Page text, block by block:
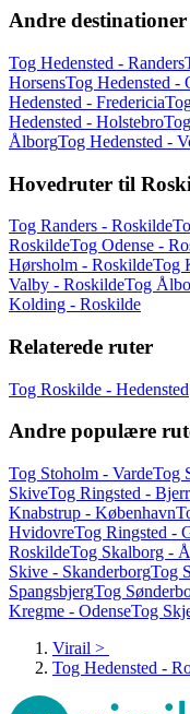
Andre
Tog Hedensted - Randers
HorsensTog Hedensted -
Hedensted - Fredericia
Hedensted - Holstebro
ÅlborgTog Hedensted -
Hovedruter til
Tog Randers - Roskilde
RoskildeTog Odense -
Hørsholm - RoskildeTog
Valby - RoskildeTog
Kolding - Roskilde
Relaterede ruter
Tog Roskilde - Hedensted
Andre populære
Tog Stoholm - VardeTog
SkiveTog Ringsted -
Knabstrup - København
HvidovreTog Ringsted -
RoskildeTog Skalborg -
Skive - SkanderborgTog
SpangsbjergTog
Kregme - OdenseTog
Virail >
Tog Hedensted -